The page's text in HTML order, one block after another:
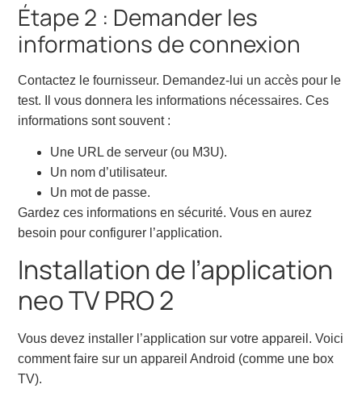
Étape 2 : Demander les
informations de connexion
Contactez le fournisseur. Demandez-lui un accès pour le
test. Il vous donnera les informations nécessaires. Ces
informations sont souvent :
Une URL de serveur (ou M3U).
Un nom d’utilisateur.
Un mot de passe.
Gardez ces informations en sécurité. Vous en aurez
besoin pour configurer l’application.
Installation de l’application
neo TV PRO 2
Vous devez installer l’application sur votre appareil. Voici
comment faire sur un appareil Android (comme une box
TV).